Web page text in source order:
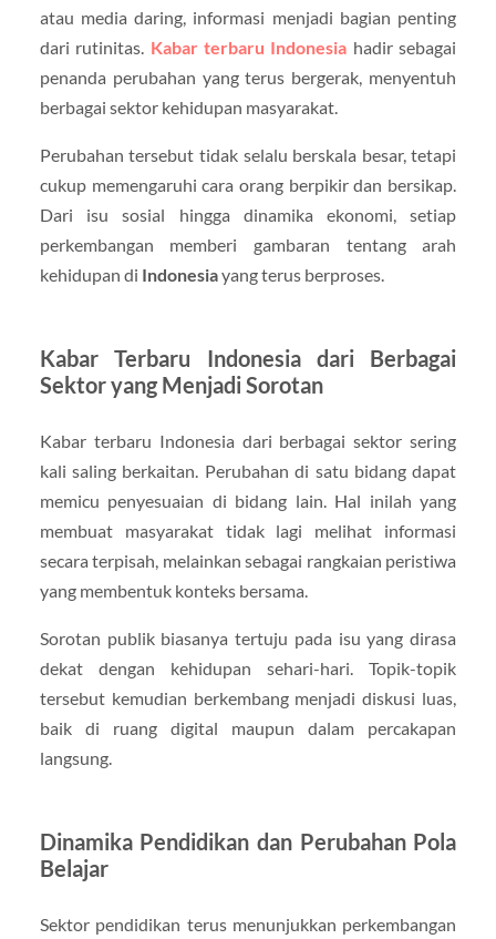
atau media daring, informasi menjadi bagian penting
dari rutinitas. Kabar terbaru Indonesia hadir sebagai
penanda perubahan yang terus bergerak, menyentuh
berbagai sektor kehidupan masyarakat.
Perubahan tersebut tidak selalu berskala besar, tetapi
cukup memengaruhi cara orang berpikir dan bersikap.
Dari isu sosial hingga dinamika ekonomi, setiap
perkembangan memberi gambaran tentang arah
kehidupan di Indonesiayang terus berproses.
Kabar Terbaru Indonesia dari Berbagai
Sektor yang Menjadi Sorotan
Kabar terbaru Indonesia dari berbagai sektor sering
kali saling berkaitan. Perubahan di satu bidang dapat
memicu penyesuaian di bidang lain. Hal inilah yang
membuat masyarakat tidak lagi melihat informasi
secara terpisah, melainkan sebagai rangkaian peristiwa
yang membentuk konteks bersama.
Sorotan publik biasanya tertuju pada isu yang dirasa
dekat dengan kehidupan sehari-hari. Topik-topik
tersebut kemudian berkembang menjadi diskusi luas,
baik di ruang digital maupun dalam percakapan
langsung.
Dinamika Pendidikan dan Perubahan Pola
Belajar
Sektor pendidikan terus menunjukkan perkembangan